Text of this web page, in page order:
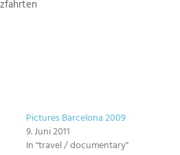
Pictures Barcelona 2009
9. Juni 2011
In "travel / documentary"